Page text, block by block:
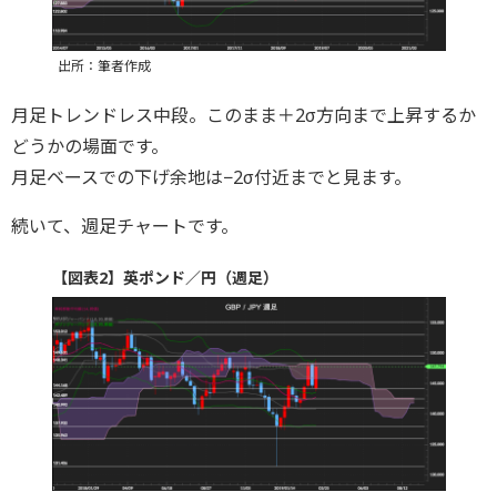
出所：筆者作成
月足トレンドレス中段。このまま＋2σ方向まで上昇するか
どうかの場面です。
月足ベースでの下げ余地は−2σ付近までと見ます。
続いて、週足チャートです。
【図表2】英ポンド／円（週足）